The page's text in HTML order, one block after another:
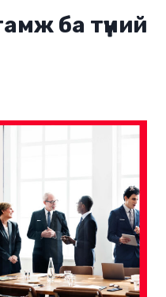
ба түүний